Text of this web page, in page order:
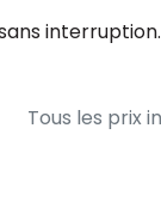
interruption.
Tous les prix